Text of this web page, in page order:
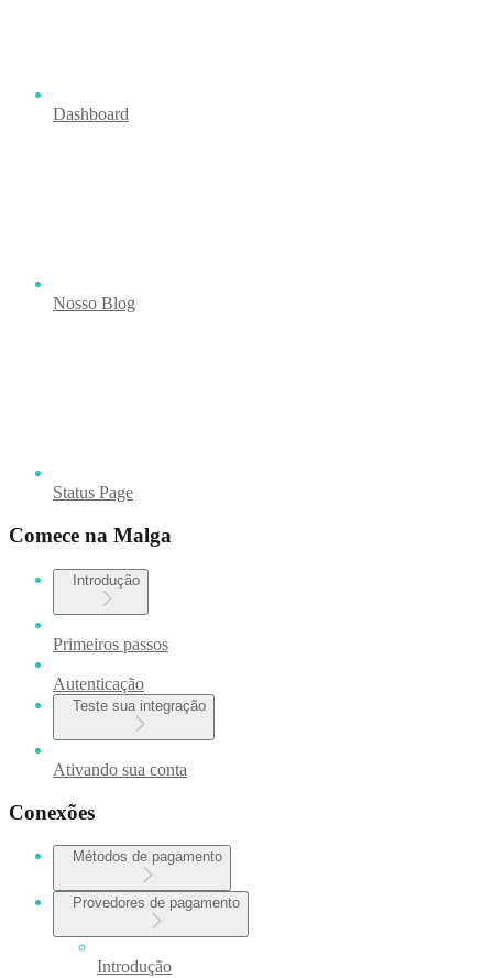
Dashboard
Nosso Blog
Status Page
Comece na Malga
Introdução
Primeiros passos
Autenticação
Teste sua integração
Ativando sua conta
Conexões
Métodos de pagamento
Provedores de pagamento
Introdução